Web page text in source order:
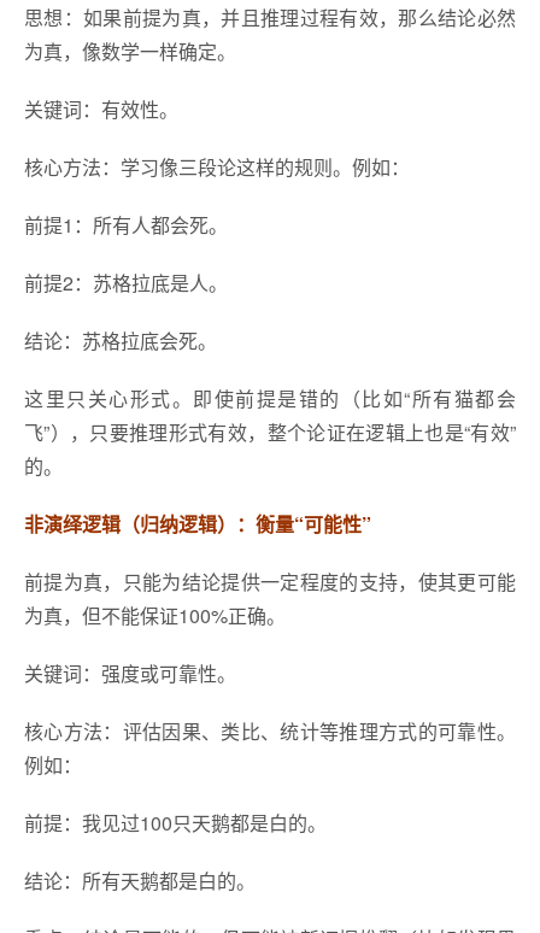
思想：如果前提为真，并且推理过程有效，那么结论必然
为真，像数学一样确定。
关键词：有效性。
核心方法：学习像三段论这样的规则。例如：
前提1：所有人都会死。
前提2：苏格拉底是人。
结论：苏格拉底会死。
这里只关心形式。即使前提是错的（比如“所有猫都会
飞”），只要推理形式有效，整个论证在逻辑上也是“有效”
的。
非演绎逻辑（归纳逻辑）：衡量“可能性”
前提为真，只能为结论提供一定程度的支持，使其更可能
为真，但不能保证100%正确。
关键词：强度或可靠性。
核心方法：评估因果、类比、统计等推理方式的可靠性。
例如：
前提：我见过100只天鹅都是白的。
结论：所有天鹅都是白的。